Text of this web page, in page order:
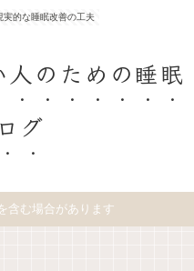
実的な睡眠改善の工夫
人のための睡眠
グ
含む場合があります